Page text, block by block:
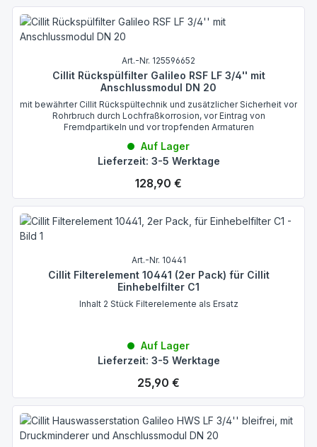
Art.-Nr. 125596652
Cillit Rückspülfilter Galileo RSF LF 3/4'' mit
Anschlussmodul DN 20
mit bewährter Cillit Rückspültechnik und zusätzlicher Sicherheit vor
Rohrbruch durch Lochfraßkorrosion, vor Eintrag von
Fremdpartikeln und vor tropfenden Armaturen
Auf Lager
Lieferzeit: 3-5 Werktage
Regulärer Preis:
128,90 €
Art.-Nr. 10441
Cillit Filterelement 10441 (2er Pack) für Cillit
Einhebelfilter C1
Inhalt 2 Stück Filterelemente als Ersatz
Auf Lager
Lieferzeit: 3-5 Werktage
Regulärer Preis:
25,90 €